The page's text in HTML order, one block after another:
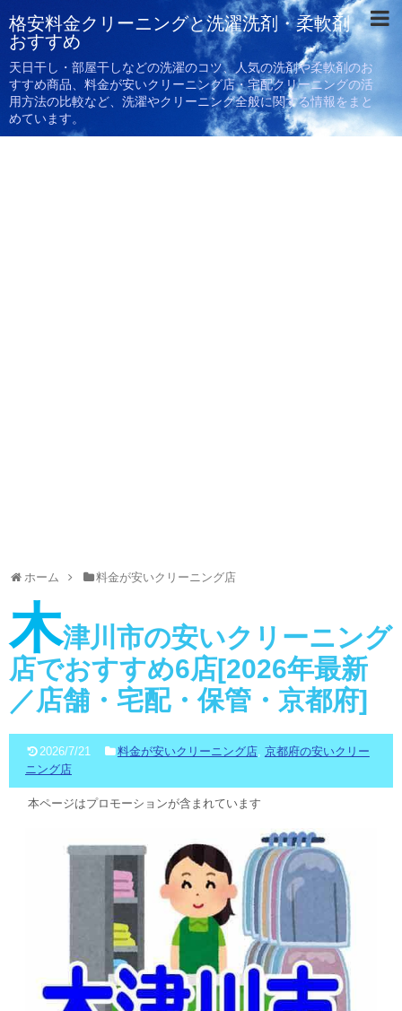
格安料金クリーニングと洗濯洗剤・柔軟剤
おすすめ
天日干し・部屋干しなどの洗濯のコツ、人気の洗剤や柔軟剤のお
すすめ商品、料金が安いクリーニング店・宅配クリーニングの活
用方法の比較など、洗濯やクリーニング全般に関する情報をまと
めています。
ホーム 料金が安いクリーニング店
木津川市の安いクリーニング
店でおすすめ6店[2026年最新
／店舗・宅配・保管・京都府]
2026/7/21 料金が安いクリーニング店, 京都府の安いクリー
ニング店
本ページはプロモーションが含まれています